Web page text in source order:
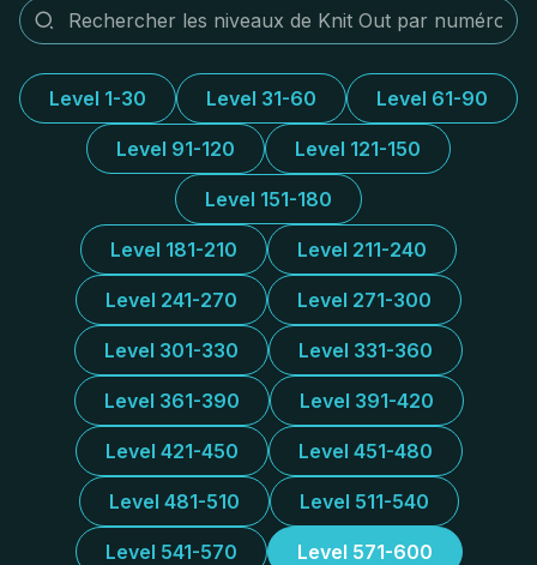
Level 1-30 Level 31-60 Level 61-90
Level 91-120 Level 121-150
Level 151-180
Level 181-210 Level 211-240
Level 241-270 Level 271-300
Level 301-330 Level 331-360
Level 361-390 Level 391-420
Level 421-450 Level 451-480
Level 481-510 Level 511-540
Level 541-570 Level 571-600